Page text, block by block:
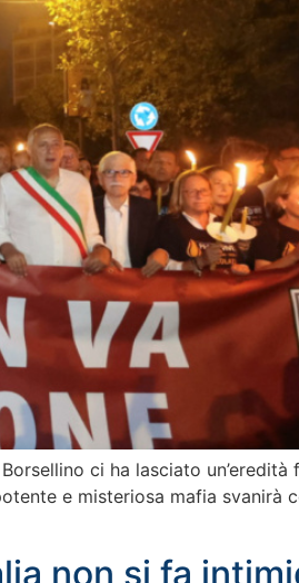
ci ha lasciato
e misteriosa mafia svanirà
non si fa